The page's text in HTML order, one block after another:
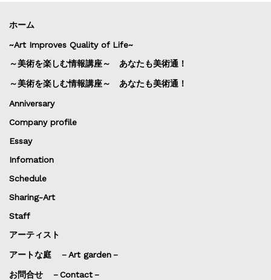
ホーム
~Art Improves Quality of Life~
～美術を楽しむ情報講座～ あなたも美術通！
～美術を楽しむ情報講座～ あなたも美術通！
Anniversary
Company profile
Essay
Infomation
Schedule
Sharing-Art
Staff
アーティスト
アートな庭 －Art garden－
お問合せ －Contact－